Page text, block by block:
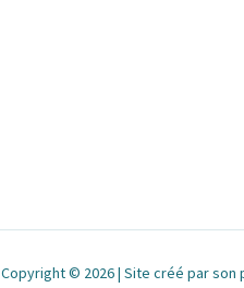
Copyright © 2026 | Site créé par son